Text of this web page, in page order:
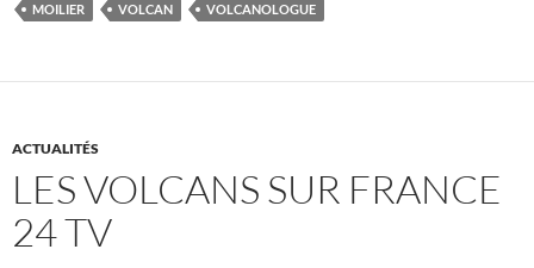
MOILIER
VOLCAN VOLCANOLOGUE
ACTUALITÉS
LES VOLCANS SUR FRANCE
24 TV